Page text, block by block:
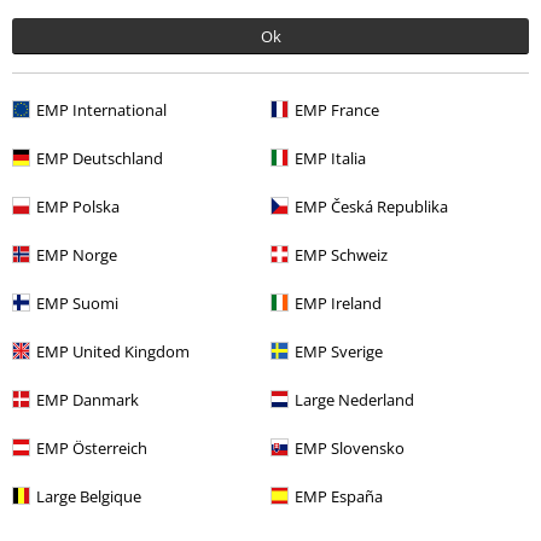
Ok
EMP International EMP France
EMP Deutschland EMP Italia
EMP Polska EMP Česká Republika
EMP Norge EMP Schweiz
EMP Suomi EMP Ireland
EMP United Kingdom EMP Sverige
EMP Danmark Large Nederland
EMP Österreich EMP Slovensko
Large Belgique EMP España
Ontwerp
Pasvorm
Te nauw
Perfect
Lengte
Heeft deze recensie je geholpen?
Opmerking